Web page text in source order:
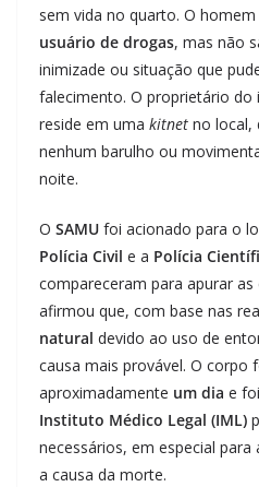
sem vida no quarto. O
usuário de drogas, mas não
inimizade ou situação que
falecimento. O proprietário do
reside em uma kitnet no local,
nenhum barulho ou
noite.
O SAMU foi acionado para o
Polícia Civil e a Polícia
compareceram para apurar as
afirmou que, com base nas
natural devido ao uso de
causa mais provável. O
aproximadamente um dia e
Instituto Médico Legal (IML)
necessários, em especial
a causa da morte.